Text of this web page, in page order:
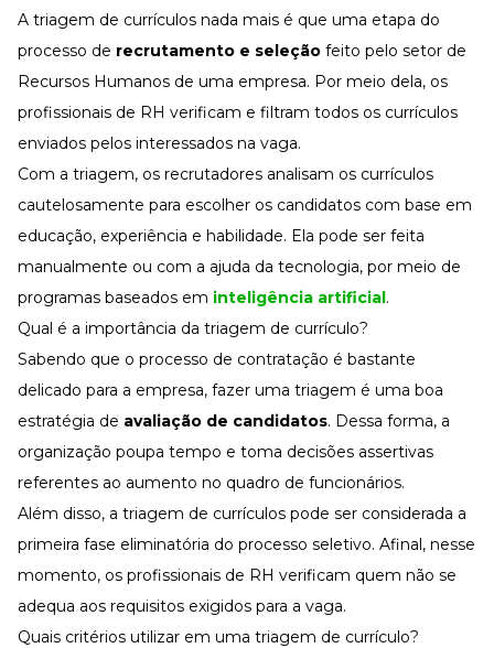
Ferramentas e Templates
Infográfico
Conteúdo prático e rápido
Kits
Materiais centralizados
Lives
Newsletters
A triagem de currículos nada mais é que uma etapa do
processo de recrutamento e seleção feito pelo setor de
Recursos Humanos de uma empresa. Por meio dela, os
profissionais de RH verificam e filtram todos os currículos
enviados pelos interessados na vaga.
Com a triagem, os recrutadores analisam os currículos
cautelosamente para escolher os candidatos com base em
educação, experiência e habilidade. Ela pode ser feita
manualmente ou com a ajuda da tecnologia, por meio de
programas baseados em inteligência artificial.
Qual é a importância da triagem de currículo?
Sabendo que o processo de contratação é bastante
delicado para a empresa, fazer uma triagem é uma boa
estratégia de avaliação de candidatos. Dessa forma, a
organização poupa tempo e toma decisões assertivas
referentes ao aumento no quadro de funcionários.
Além disso, a triagem de currículos pode ser considerada a
primeira fase eliminatória do processo seletivo. Afinal, nesse
momento, os profissionais de RH verificam quem não se
adequa aos requisitos exigidos para a vaga.
Quais critérios utilizar em uma triagem de currículo?